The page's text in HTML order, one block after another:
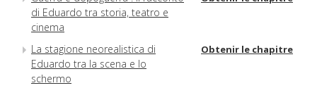
di Eduardo tra storia, teatro e
cinema
La stagione neorealistica di
Eduardo tra la scena e lo
schermo
Obtenir le chapitre